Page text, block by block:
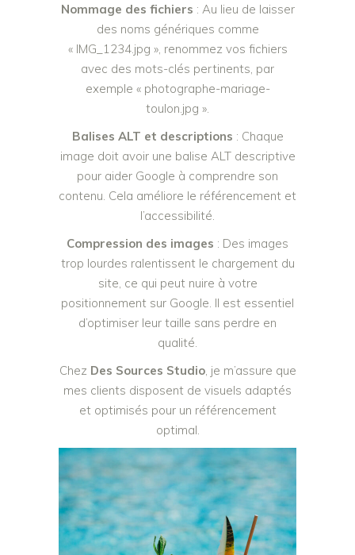
Nommage des fichiers : Au lieu de laisser
des noms génériques comme
« IMG_1234.jpg », renommez vos fichiers
avec des mots-clés pertinents, par
exemple « photographe-mariage-
toulon.jpg ».
Balises ALT et descriptions : Chaque
image doit avoir une balise ALT descriptive
pour aider Google à comprendre son
contenu. Cela améliore le référencement et
l’accessibilité.
Compression des images : Des images
trop lourdes ralentissent le chargement du
site, ce qui peut nuire à votre
positionnement sur Google. Il est essentiel
d’optimiser leur taille sans perdre en
qualité.
Chez Des Sources Studio, je m’assure que
mes clients disposent de visuels adaptés
et optimisés pour un référencement
optimal.